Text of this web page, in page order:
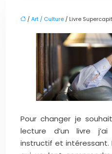
/Art / Culture / Livre
Pour changer je
lecture d’un livre
instructif et intéressant.